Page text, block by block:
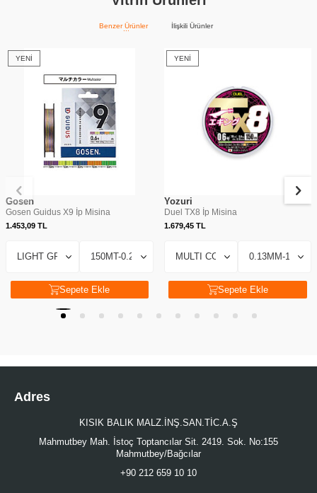
Benzer Ürünler İlişkili Ürünler
YENI
Gosen
Gosen Guidus X9 İp Misina
1.453,09 TL
Sepete Ekle
YENI
Yozuri
Duel TX8 İp Misina
1.679,45TL
Sepete Ekle
Adres
KISIK BALIK MALZ.İNŞ.SAN.TİC.A.Ş
Mahmutbey Mah. İstoç Toptancılar Sit. 2419. Sok. No:155
Mahmutbey/Bağcılar
+90 212 659 10 10